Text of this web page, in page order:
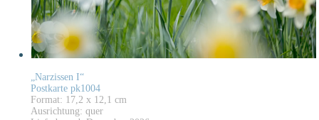
„Narzissen I“
Postkarte pk1004
Format: 17,2 x 12,1 cm
Ausrichtung: quer